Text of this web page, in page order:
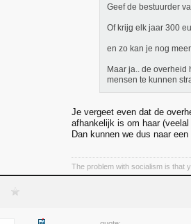
Geef de bestuurder
Of krijg elk jaar 300
en zo kan je nog
Maar ja.. de
mensen te kunnen
Je vergeet even dat de
afhankelijk is om haar
Dan kunnen we dus naar
The problem with socialism is that